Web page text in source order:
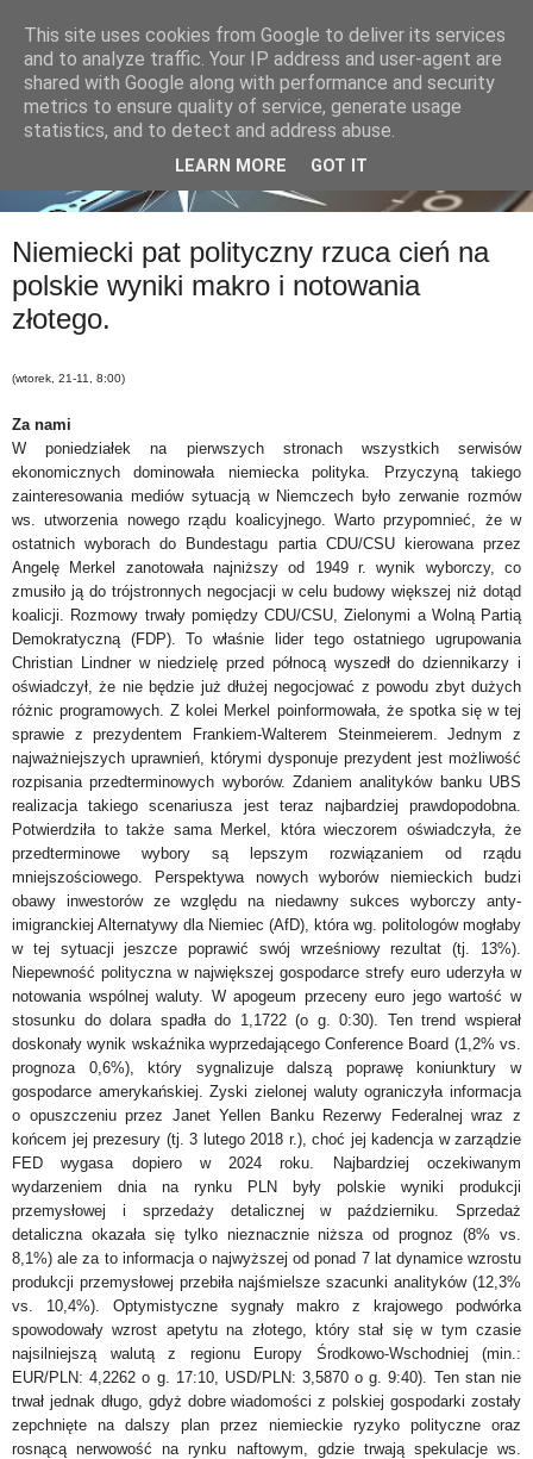
Niemiecki pat polityczny rzuca cień na
polskie wyniki makro i notowania
złotego.
(wtorek, 21-11, 8:00)
Za nami
W poniedziałek na pierwszych stronach wszystkich serwisów
ekonomicznych dominowała niemiecka polityka. Przyczyną takiego
zainteresowania mediów sytuacją w Niemczech było zerwanie rozmów
ws. utworzenia nowego rządu koalicyjnego. Warto przypomnieć, że w
ostatnich wyborach do Bundestagu partia CDU/CSU kierowana przez
Angelę Merkel zanotowała najniższy od 1949 r. wynik wyborczy, co
zmusiło ją do trójstronnych negocjacji w celu budowy większej niż dotąd
koalicji. Rozmowy trwały pomiędzy CDU/CSU, Zielonymi a Wolną Partią
Demokratyczną (FDP). To właśnie lider tego ostatniego ugrupowania
Christian Lindner w niedzielę przed północą wyszedł do dziennikarzy i
oświadczył, że nie będzie już dłużej negocjować z powodu zbyt dużych
różnic programowych. Z kolei Merkel poinformowała, że spotka się w tej
sprawie z prezydentem Frankiem-Walterem Steinmeierem. Jednym z
najważniejszych uprawnień, którymi dysponuje prezydent jest możliwość
rozpisania przedterminowych wyborów. Zdaniem analityków banku UBS
realizacja takiego scenariusza jest teraz najbardziej prawdopodobna.
Potwierdziła to także sama Merkel, która wieczorem oświadczyła, że
przedterminowe wybory są lepszym rozwiązaniem od rządu
mniejszościowego. Perspektywa nowych wyborówniemieckich budzi
obawy inwestorów ze względu na niedawny sukces wyborczy anty-
imigranckiej Alternatywy dla Niemiec (AfD), która wg. politologów mogłaby
w tej sytuacjijeszcze poprawić swój wrześniowy rezultat (tj. 13%).
Niepewność polityczna w największej gospodarce strefy euro uderzyła w
notowania wspólnej waluty. W apogeum przeceny euro jego wartość w
stosunku do dolara spadła do 1,1722 (o g. 0:30). Ten trend wspierał
doskonały wynik wskaźnika wyprzedającego Conference Board (1,2% vs.
prognoza 0,6%), który sygnalizuje dalszą poprawę koniunktury w
gospodarce amerykańskiej. Zyski zielonej waluty ograniczyła informacja
o opuszczeniu przez Janet Yellen Banku Rezerwy Federalnej wraz z
końcem jej prezesury (tj. 3 lutego 2018 r.), choć jej kadencja w zarządzie
FED wygasa dopiero w 2024 roku. Najbardziej oczekiwanym
wydarzeniem dnia na rynku PLN były polskie wyniki produkcji
przemysłowej i sprzedaży detalicznej w październiku. Sprzedaż
detaliczna okazała się tylko nieznacznie niższa od prognoz (8% vs.
8,1%) ale za to informacja o najwyższej od ponad 7 lat dynamice wzrostu
produkcji przemysłowej przebiła najśmielsze szacunki analityków (12,3%
vs. 10,4%). Optymistyczne sygnały makro z krajowego podwórka
spowodowały wzrost apetytu na złotego, który stał się w tym czasie
najsilniejszą walutą z regionu Europy Środkowo-Wschodniej (min.:
EUR/PLN: 4,2262 o g. 17:10, USD/PLN: 3,5870 o g. 9:40). Ten stan nie
trwał jednak długo, gdyż dobre wiadomości z polskiej gospodarki zostały
zepchnięte na dalszy plan przez niemieckie ryzyko polityczne oraz
rosnącą nerwowość na rynku naftowym, gdzie trwają spekulacje ws.
This site uses cookies from Google to deliver its services
and to analyze traffic. Your IP address and user-agent are
shared with Google along with performance and security
metrics to ensure quality of service, generate usage
statistics, and to detect and address abuse.
LEARN MORE GOT IT